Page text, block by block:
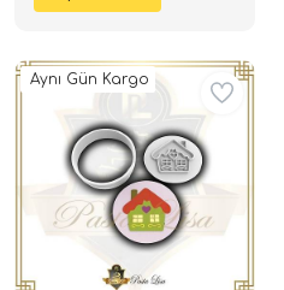
Aynı Gün Kargo